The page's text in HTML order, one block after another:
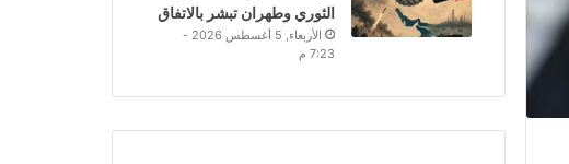
الثوري وطهران تبشر بالاتفاق
الأربعاء, 5 أغسطس 2026 -
7:23 م